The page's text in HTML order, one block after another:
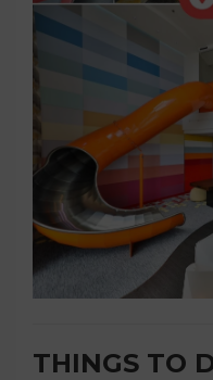
THINGS TO